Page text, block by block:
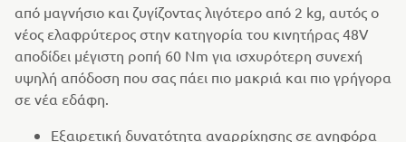
από μαγνήσιο και ζυγίζοντας λιγότερο από 2 kg, αυτός ο
νέος ελαφρύτερος στην κατηγορία του κινητήρας 48V
αποδίδει μέγιστη ροπή 60 Nm για ισχυρότερη συνεχή
υψηλή απόδοση που σας πάει πιο μακριά και πιο γρήγορα
σε νέα εδάφη.
Εξαιρετική δυνατότητα αναρρίχησης σε ανηφόρα